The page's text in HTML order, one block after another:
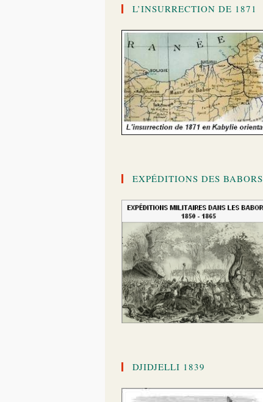
L’INSURRECTION DE 1871
EXPÉDITIONS DES BABORS
DJIDJELLI 1839